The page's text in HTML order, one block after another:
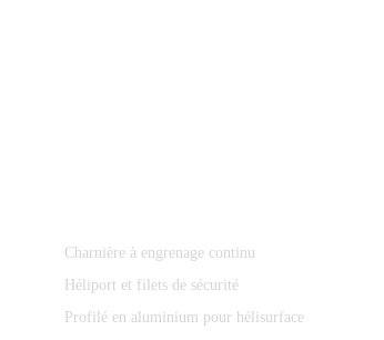
Charnière à engrenage continu
Héliport et filets de sécurité
Profilé en aluminium pour hélisurface